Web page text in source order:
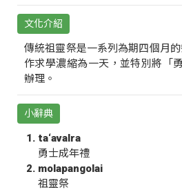
文化介紹
傳統祖靈祭是一系列為期四個月
作求學濃縮為一天，並特別將「
辦理。
小辭典
ta‘avalra
勇士成年禮
molapangolai
祖靈祭